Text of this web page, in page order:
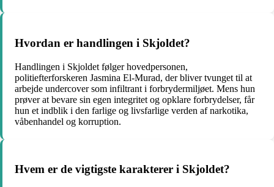
Hvordan er handlingen i Skjoldet?
Handlingen i Skjoldet følger hovedpersonen,
politiefterforskeren Jasmina El-Murad, der bliver tvunget til at
arbejde undercover som infiltrant i forbrydermiljøet. Mens hun
prøver at bevare sin egen integritet og opklare forbrydelser, får
hun et indblik i den farlige og livsfarlige verden af narkotika,
våbenhandel og korruption.
Hvem er de vigtigste karakterer i Skjoldet?